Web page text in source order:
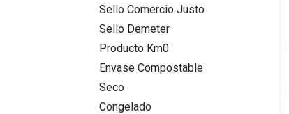
Sello Comercio Justo
Sello Demeter
Producto Km0
Envase Compostable
Seco
Congelado